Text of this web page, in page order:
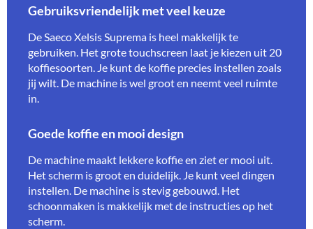
Gebruiksvriendelijk met veel keuze
De Saeco Xelsis Suprema is heel makkelijk te
gebruiken. Het grote touchscreen laat je kiezen uit 20
koffiesoorten. Je kunt de koffie precies instellen zoals
jij wilt. De machine is wel groot en neemt veel ruimte
in.
Goede koffie en mooi design
De machine maakt lekkere koffie en ziet er mooi uit.
Het scherm is groot en duidelijk. Je kunt veel dingen
instellen. De machine is stevig gebouwd. Het
schoonmaken is makkelijk met de instructies op het
scherm.